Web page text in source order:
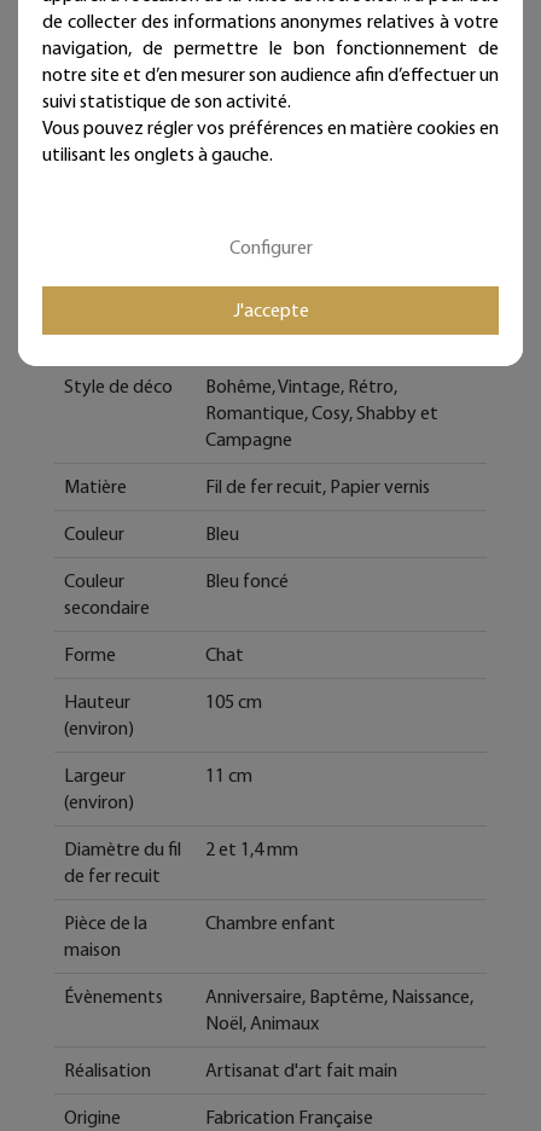
Mieux qu'un sticker ou un autocollant, nos décorations
murales en fil de fer donneront du relief à vos murs et
sont intemporelles et repositionnables à l'infini !
Bijoux de mur, et si les murs portaient des bijoux...
Fiche technique
Caractéristique
Type de bijoux Guirlande colorée
Style de déco
Bohême, Vintage, Rétro,
Romantique, Cosy, Shabby et
Campagne
Matière Fil de fer recuit, Papier vernis
Couleur Bleu
Couleur
secondaire
Bleu foncé
Forme Chat
Hauteur
(environ)
105 cm
Largeur
(environ)
11 cm
Diamètre du fil
de fer recuit
2 et 1,4 mm
Pièce de la
maison
Chambre enfant
Évènements
Anniversaire, Baptême, Naissance,
Noël, Animaux
Réalisation Artisanat d'art fait main
Origine Fabrication Française
de collecter des informations anonymes relatives à votre
navigation, de permettre le bon fonctionnement de
notre site et d’en mesurer son audience afin d’effectuer un
suivi statistique de son activité.
Vous pouvez régler vos préférences en matière cookies en
utilisant les onglets à gauche.
Configurer
J'accepte